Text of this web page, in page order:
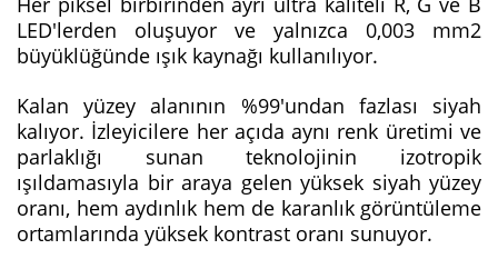
LED'lerden oluşuyor ve yalnızca 0,003 mm2
büyüklüğünde ışık kaynağı kullanılıyor.
Kalan yüzey alanının %99'undan fazlası siyah
kalıyor. İzleyicilere her açıda aynı renk üretimi ve
parlaklığı sunan teknolojinin izotropik
ışıldamasıyla bir araya gelen yüksek siyah yüzey
oranı, hem aydınlık hem de karanlık görüntüleme
ortamlarında yüksek kontrast oranı sunuyor.